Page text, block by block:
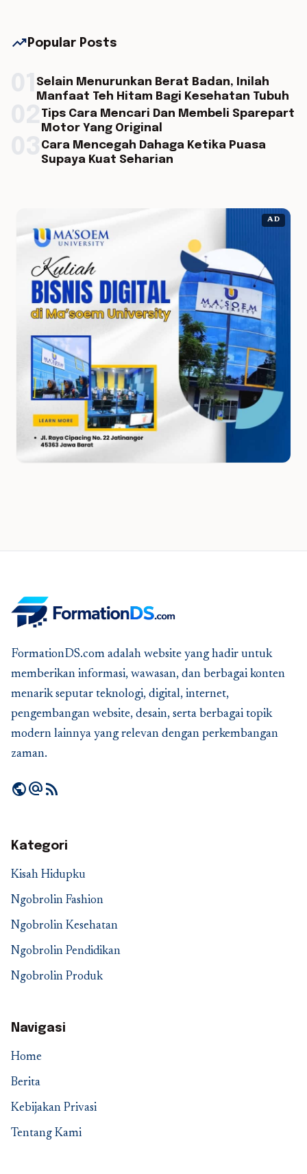
trending_up Popular Posts
Selain Menurunkan Berat Badan, Inilah
Manfaat Teh Hitam Bagi Kesehatan Tubuh
Tips Cara Mencari Dan Membeli Sparepart
Motor Yang Original
Cara Mencegah Dahaga Ketika Puasa
Supaya Kuat Seharian
AD
FormationDS.com adalah website yang hadir untuk
memberikan informasi, wawasan, dan berbagai konten
menarik seputar teknologi, digital, internet,
pengembangan website, desain, serta berbagai topik
modern lainnya yang relevan dengan perkembangan
zaman.
publicalternate_emailrss_feed
Kategori
Kisah Hidupku
Ngobrolin Fashion
Ngobrolin Kesehatan
Ngobrolin Pendidikan
Ngobrolin Produk
Navigasi
Home
Berita
Kebijakan Privasi
Tentang Kami